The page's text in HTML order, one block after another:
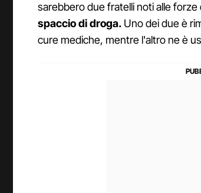
sarebbero due fratelli noti alle forze
spaccio di droga. Uno dei due è
cure mediche, mentre l'altro ne è